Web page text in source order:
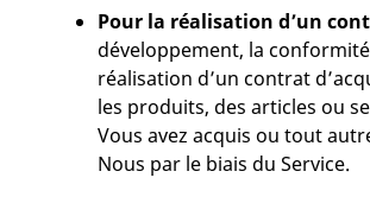
Pour la réalisation d’un
développement, la
réalisation d’un contrat
les produits, des articles ou
Vous avez acquis ou tout
Nous par le biais du Service.